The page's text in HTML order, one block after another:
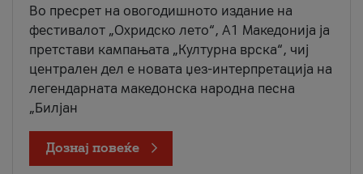
Во пресрет на овогодишното издание на
фестивалот „Охридско лето“, А1 Македонија ја
претстави кампањата „Културна врска“, чиј
централен дел е новата џез-интерпретација на
легендарната македонска народна песна
„Билјан
Дознај повеќе